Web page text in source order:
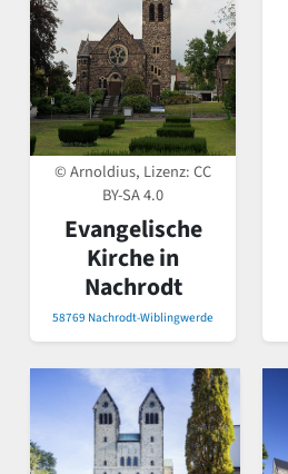
© Arnoldius, Lizenz:CC
BY-SA 4.0
Evangelische
Kirche in
Nachrodt
58769 Nachrodt-Wiblingwerde